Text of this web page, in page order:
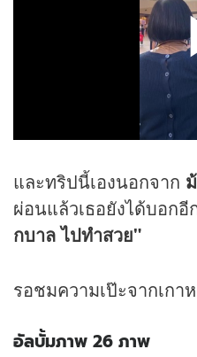
และทริปนี้เองนอกจาก
ผ่อนแล้วเธอยังได้บอกอี
กบาล ไปทำสวย"
รอชมความเป๊ะจากเกา
อัลบั้มภาพ 26 ภาพ